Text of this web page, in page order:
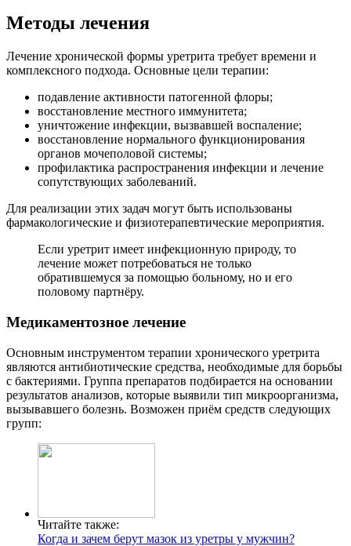
Методы лечения
Лечение хронической формы уретрита требует времени и
комплексного подхода. Основные цели терапии:
подавление активности патогенной флоры;
восстановление местного иммунитета;
уничтожение инфекции, вызвавшей воспаление;
восстановление нормального функционирования
органов мочеполовой системы;
профилактика распространения инфекции и лечение
сопутствующих заболеваний.
Для реализации этих задач могут быть использованы
фармакологические и физиотерапевтические мероприятия.
Если уретрит имеет инфекционную природу, то
лечение может потребоваться не только
обратившемуся за помощью больному, но и его
половому партнёру.
Медикаментозное лечение
Основным инструментом терапии хронического уретрита
являются антибиотические средства, необходимые для борьбы
с бактериями. Группа препаратов подбирается на основании
результатов анализов, которые выявили тип микроорганизма,
вызывавшего болезнь. Возможен приём средств следующих
групп:
Читайте также:
Когда и зачем берут мазок из уретры у мужчин?